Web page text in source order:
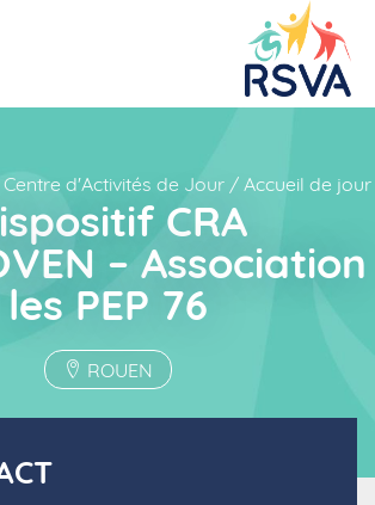
Centre d'Activités de Jour / Accueil de jour
CRA
– Association
les PEP 76
ROUEN